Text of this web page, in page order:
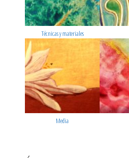
Técnicas y materiales
Media